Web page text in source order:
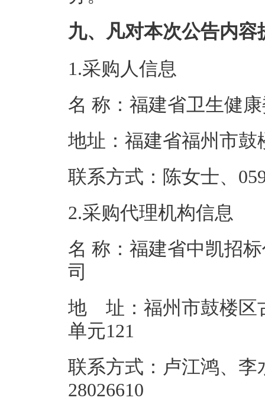
九、凡对本次公告内
1.采购人信息
名 称：福建省
地址：福建省
联系方式：陈女
2.采购代理机构信息
名 称：福建省中凯招
地 址：福州市鼓楼区
单元
联系方式：卢江鸿、李